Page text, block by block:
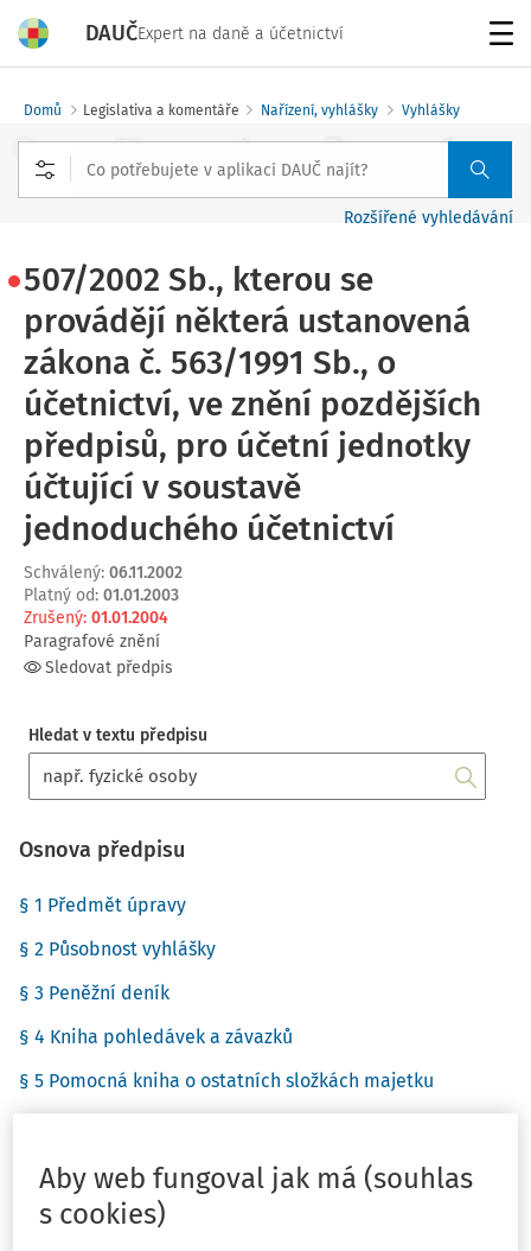
DAUČExpert na daně a účetnictví
Domů Legislativa a komentáře Nařízení, vyhlášky Vyhlášky
Rozšířené vyhledávání
507/2002 Sb., kterou se
provádějí některá ustanovená
zákona č. 563/1991 Sb., o
účetnictví, ve znění pozdějších
předpisů, pro účetní jednotky
účtující v soustavě
jednoduchého účetnictví
Schválený: 06.11.2002
Platný od: 01.01.2003
Zrušený: 01.01.2004
Paragrafové znění
Sledovat předpis
Hledat v textu předpisu
Osnova předpisu
§ 1 Předmět úpravy
§ 2 Působnost vyhlášky
§ 3 Peněžní deník
§ 4 Kniha pohledávek a závazků
§ 5 Pomocná kniha o ostatních složkách majetku
§ 7 Záznamy v účetních knihách
Aby web fungoval jak má (souhlas
s cookies)